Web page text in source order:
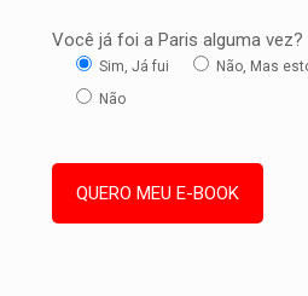
Você já foi a Paris alguma vez?
Sim, Já fui
Não, Mas
Não